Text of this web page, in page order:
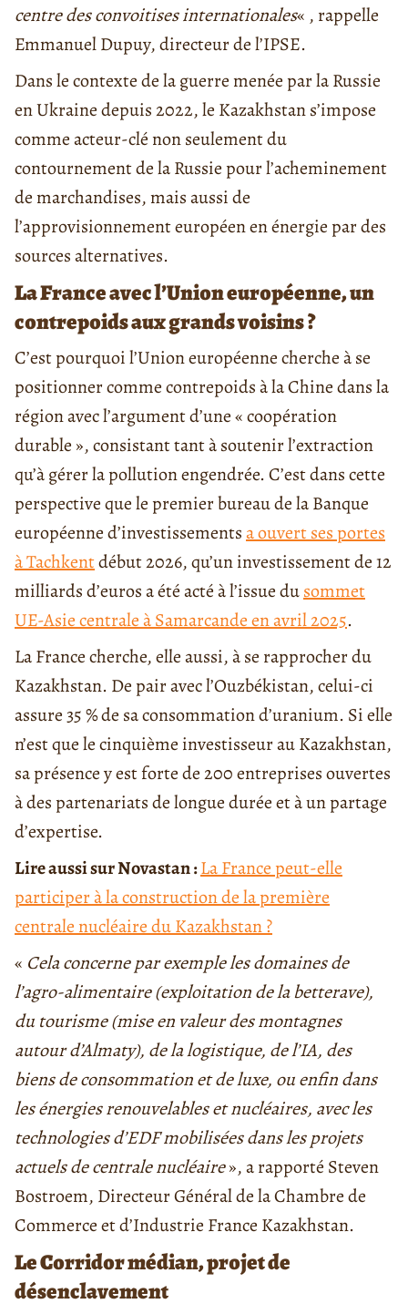
centre des convoitises internationales« , rappelle
Emmanuel Dupuy, directeur de l’IPSE.
Dans le contexte de la guerre menée par la Russie
en Ukraine depuis 2022, le Kazakhstan s’impose
comme acteur-clé non seulement du
contournement de la Russie pour l’acheminement
de marchandises, mais aussi de
l’approvisionnement européen en énergie par des
sources alternatives.
La France avec l’Union européenne, un
contrepoids aux grands voisins ?
C’est pourquoi l’Union européenne cherche à se
positionner comme contrepoids à la Chine dans la
région avec l’argument d’une « coopération
durable », consistant tant à soutenir l’extraction
qu’à gérer la pollution engendrée. C’est dans cette
perspective que le premier bureau de la Banque
européenne d’investissementsa ouvert ses portes
à Tachkentdébut 2026, qu’un investissement de 12
milliards d’euros a été acté à l’issue dusommet
UE-Asie centrale à Samarcande en avril 2025.
La France cherche, elle aussi, à se rapprocher du
Kazakhstan. De pair avec l’Ouzbékistan, celui-ci
assure 35 % de sa consommation d’uranium. Si elle
n’est que le cinquième investisseur au Kazakhstan,
sa présence y est forte de 200 entreprises ouvertes
à des partenariats de longue durée et à un partage
d’expertise.
Lire aussi sur Novastan :La France peut-elle
participer à la construction de la première
centrale nucléaire du Kazakhstan ?
« Cela concerne par exemple les domaines de
l’agro-alimentaire (exploitation de la betterave),
du tourisme (mise en valeur des montagnes
autour d’Almaty), de la logistique, de l’IA, des
biens de consommation et de luxe, ou enfin dans
les énergies renouvelables et nucléaires, avec les
technologies d’EDF mobilisées dans les projets
actuels de centrale nucléaire», a rapporté Steven
Bostroem, Directeur Général de la Chambre de
Commerce et d’Industrie France Kazakhstan.
Le Corridor médian, projet de
désenclavement